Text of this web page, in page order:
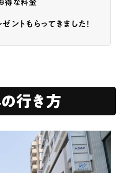
得な料金
ントもらってきました！
行き方